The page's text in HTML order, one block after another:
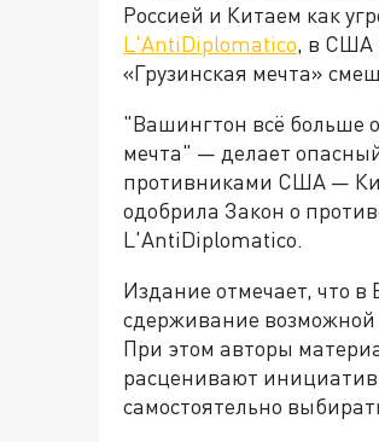
Россией и Китаем как
L'AntiDiplomatico, в США
«Грузинская мечта»
"Вашингтон всё больше
мечта" — делает
противниками США —
одобрила Закон о
L'AntiDiplomatico.
Издание отмечает, что
сдерживание
При этом авторы
расценивают
самостоятельно